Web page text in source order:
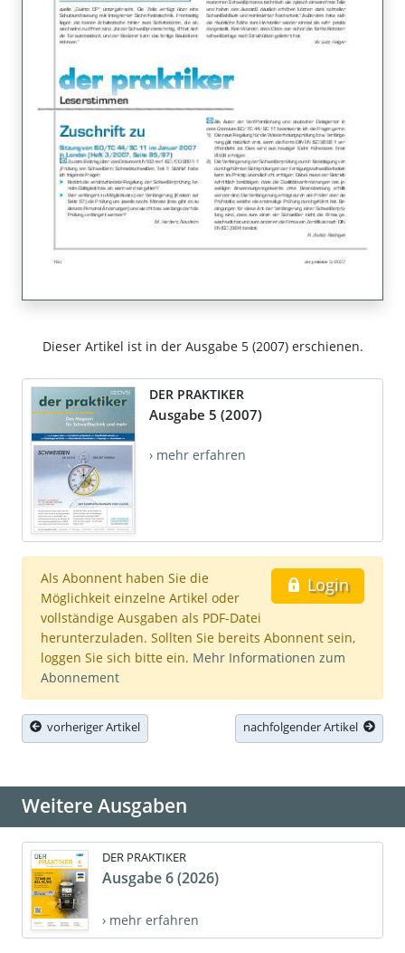
Dieser Artikel ist in der Ausgabe 5 (2007) erschienen.
DER PRAKTIKER
Ausgabe 5 (2007)
› mehr erfahren
Login
Als Abonnent haben Sie die
Möglichkeit einzelne Artikel oder
vollständige Ausgaben als PDF-Datei
herunterzuladen. Sollten Sie bereits Abonnent sein,
loggen Sie sich bitte ein. Mehr Informationen zum
Abonnement
vorheriger Artikel nachfolgender Artikel
Weitere Ausgaben
DER PRAKTIKER
Ausgabe 6 (2026)
› mehr erfahren